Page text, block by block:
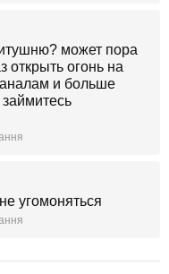
может пора
открыть огонь на
и больше
угомоняться